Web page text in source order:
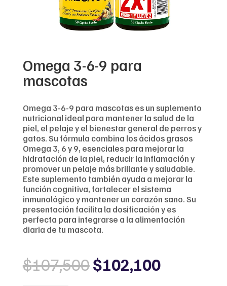
Omega 3-6-9 para
mascotas
Omega 3-6-9 para mascotas es un suplemento
nutricional ideal para mantener la salud de la
piel, el pelaje y el bienestar general de perros y
gatos. Su fórmula combina los ácidos grasos
Omega 3, 6 y 9, esenciales para mejorar la
hidratación de la piel, reducir la inflamación y
promover un pelaje más brillante y saludable.
Este suplemento también ayuda a mejorar la
función cognitiva, fortalecer el sistema
inmunológico y mantener un corazón sano. Su
presentación facilita la dosificación y es
perfecta para integrarse a la alimentación
diaria de tu mascota.
$107,500Original
price
$102,100Current
price